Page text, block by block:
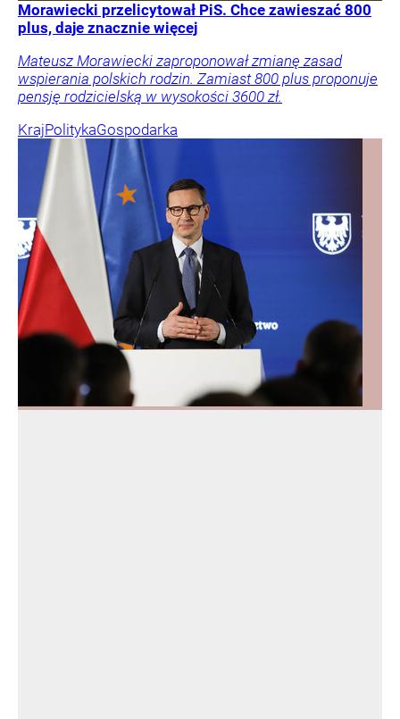
Morawiecki przelicytował PiS. Chce zawieszać 800
plus, daje znacznie więcej
Mateusz Morawiecki zaproponował zmianę zasad
wspierania polskich rodzin. Zamiast 800 plus proponuje
pensję rodzicielską w wysokości 3600 zł.
KrajPolitykaGospodarka